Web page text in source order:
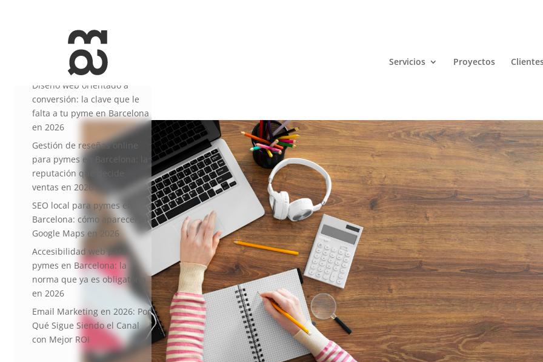
Servicios Proyectos
Entradas recientes
Diseño web orientado a
conversión: la clave que le
falta a tu pyme en Barcelona
en 2026
Gestión de reseñas online
para pymes en Barcelona: la
reputación que decide
ventas en 2026
SEO local para pymes en
Barcelona: cómo aparecer en
Google Maps en 2026
Accesibilidad web para
pymes en Barcelona: la
norma que ya es obligatoria
en 2026
Email Marketing en 2026: Por
Qué Sigue Siendo el Canal
con Mejor ROI